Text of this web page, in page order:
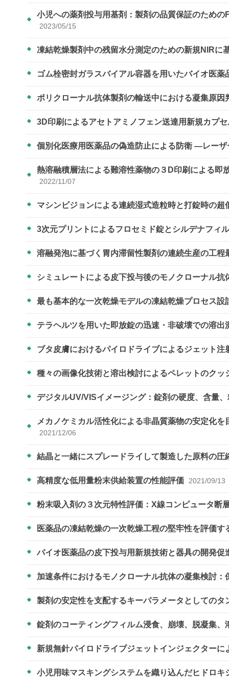
小児への薬剤投与用基剤：製剤の品質保証のため
2023/05/15
凍結乾燥製剤中の残留水分測定のための新規NIRに
ゴム栓密封ガラスバイアル容器を用いたバイオ医
ポリクローナル抗体製剤の輸送中における凝集原
3D印刷によるアセトアミノフェン送達用新規カプ
個別化医療用医薬品の偽造防止による防衛 ―レー
熱溶融積層法による難溶性薬物の３D印刷による即
2022/11/07
マシンビジョンによる連続湿式造粒時と打錠時の
3次元プリントによるフロセミド錠とシルデナフィ
溶融発泡に基づく胃内滞留性製剤の連続生産の工程
シミュレートによる皮下投与後のモノクローナル抗
最も基本的な一次乾燥モデルの凍結乾燥プロセス
テラヘルツを用いた即放錠の迅速・非破壊での溶出
ブタ皮膚におけるパイロドライブによるジェット
種々の画像化技術と溶出検討によるペレットのク
デジタルUV/VISイメージング：錠剤の硬度、含量
メカノケミカル活性化による非晶質薬物の安定化
2021/12/06
結晶と一緒にスプレードライして製造した原料の
高精度な低用量粉末供給装置の性能評価 2021/09/13
粉末吸入剤の３次元特性評価：X線コンピュータ断
医薬品の凍結乾燥の一次乾燥工程の堅牢性を評価
バイオ医薬品の皮下投与用新規技術と器具の開発促
加速条件におけるモノクローナル抗体の凝集検討
製剤の安定性を支配するキーパラメータとしての
錠剤のコーティングフィルム浸食、崩壊、脱凝集
新規無針パイロドライブジェットインジェクター
小児用味マスキングシステムを織り込んだヒドロ